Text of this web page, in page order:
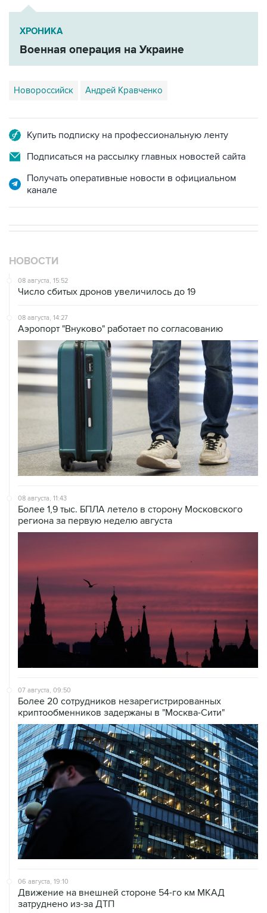
ХРОНИКА
Военная операция на Украине
Новороссийск Андрей Кравченко
Купить подписку на профессиональную ленту
Подписаться на рассылку главных новостей сайта
Получать оперативные новости в официальном
канале
НОВОСТИ
08 августа, 15:52
Число сбитых дронов увеличилось до 19
08 августа, 14:27
Аэропорт "Внуково" работает по согласованию
08 августа, 11:43
Более 1,9 тыс. БПЛА летело в сторону Московского
региона за первую неделю августа
07 августа, 09:50
Более 20 сотрудников незарегистрированных
криптообменников задержаны в "Москва-Сити"
06 августа, 19:10
Движение на внешней стороне 54-го км МКАД
затруднено из-за ДТП